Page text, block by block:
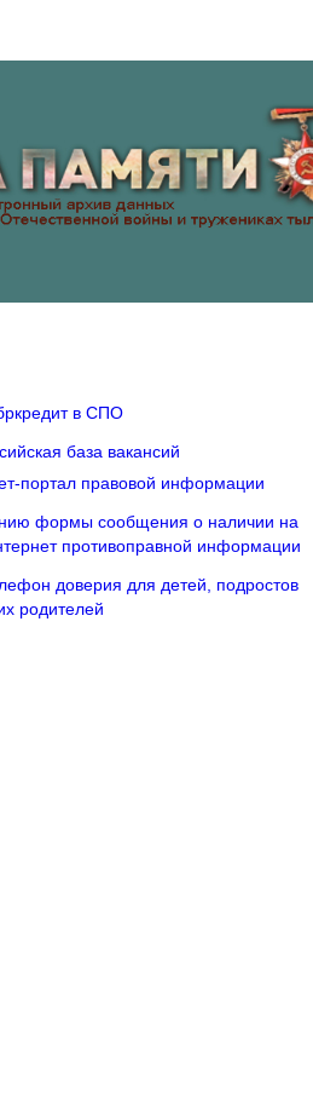
портал правовой информации
формы сообщения о наличии на
противоправной информации
доверия для детей, подростов
родителей